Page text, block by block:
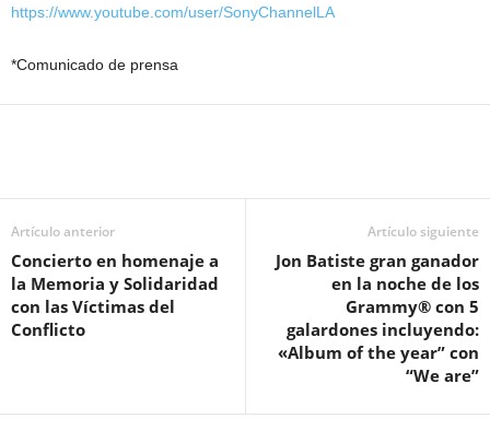
https://www.youtube.com/user/SonyChannelLA
*Comunicado de prensa
Artículo anterior
Concierto en homenaje a
la Memoria y Solidaridad
con las Víctimas del
Conflicto
Artículo siguiente
Jon Batiste gran ganador
en la noche de los
Grammy® con 5
galardones incluyendo:
«Album of the year” con
“We are”